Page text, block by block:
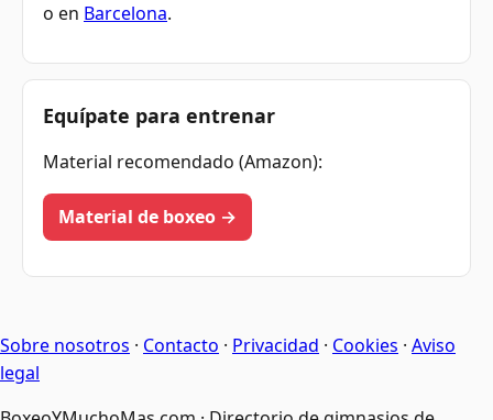
o en Barcelona.
Equípate para entrenar
Material recomendado (Amazon):
Material de boxeo →
Sobre nosotros · Contacto · Privacidad · Cookies · Aviso
legal